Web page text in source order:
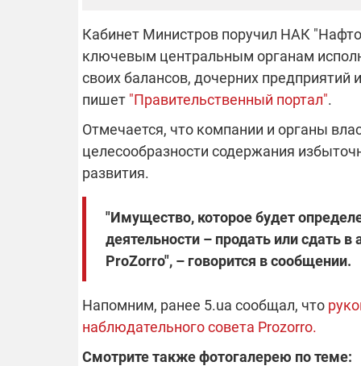
Кабинет Министров поручил НАК
ключевым центральным органам
своих балансов, дочерних
пишет "Правительственный портал".
Отмечается, что компании и органы
целесообразности содержания
развития.
"Имущество, которое будет
деятельности – продать или сдать
ProZorro", – говорится в сообщении.
Напомним, ранее 5.ua сообщал, что
наблюдательного совета Prozorro.
Смотрите также фотогалерею по теме:
возможно
08.09.2025
14.11.2025
средств на
сразу
ВСУ